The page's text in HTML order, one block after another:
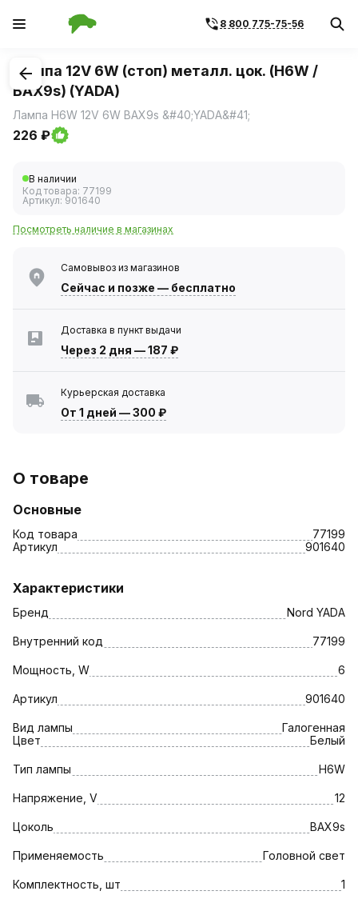
8 800 775-75-56
1/1
Лампа 12V 6W (стоп) металл. цок. (H6W /
BAX9s) (YADA)
Лампа H6W 12V 6W BAX9s &#40;YADA&#41;
226 ₽
В наличии
Код товара: 77199
Артикул: 901640
Посмотреть наличие в магазинах
Самовывоз из магазинов
Сейчас и позже — бесплатно
Доставка в пункт выдачи
Через 2 дня —187 ₽
Курьерская доставка
От 1 дней —300 ₽
О товаре
Основные
Код товара
77199
Артикул
901640
Характеристики
Бренд Nord YADA
Внутренний код 77199
Мощность, W 6
Артикул 901640
Вид лампы
Галогенная
Цвет
Белый
Тип лампы H6W
Напряжение, V 12
Цоколь BAX9s
Применяемость Головной свет
Комплектность, шт 1